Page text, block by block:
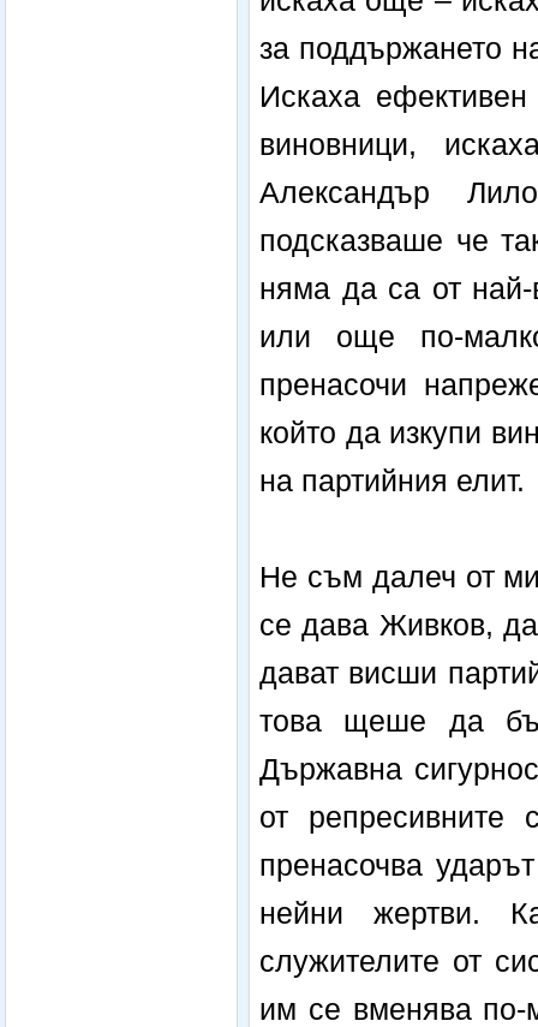
за поддържането
Искаха
виновници,
Александър
подсказваше че
няма да са от
или още по-
пренасочи
който да изкупи
на партийния елит.
Не съм далеч от
се дава Живков,
дават висши
това щеше да
Държавна
от репресивните
пренасочва
нейни жертви.
служителите от
им се вменява по-